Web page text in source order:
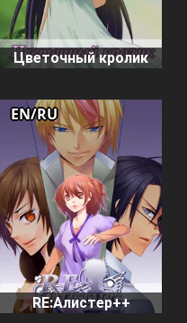
Цветочный кролик
RE:Алистер++
EN/RU